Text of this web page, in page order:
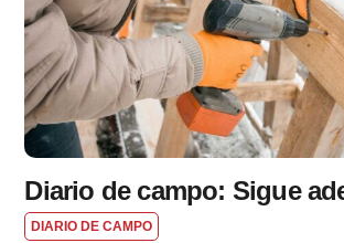
Diario de campo: Sigue
DIARIO DE CAMPO